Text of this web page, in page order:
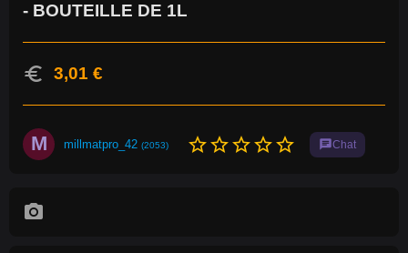
- BOUTEILLE DE 1L
euro 3,01 €
M millmatpro_42 (2053) star_borderstar_borderstar_borderstar_borderstar_border chatChat
photo_camera